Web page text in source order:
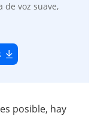
voz suave,
es posible, hay